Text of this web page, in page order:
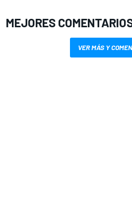
MEJORES
VER MÁS Y